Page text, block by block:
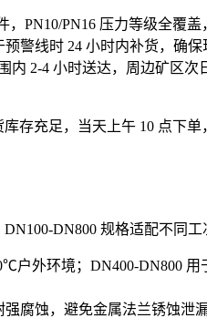
PN10/PN16 压力等级全覆
警线时 24 小时内补货，确
2-4 小时送达，周边矿区
存充足，当天上午 10 点下
DN800 规格适配不同工
外环境；DN400-DN800
腐蚀，避免金属法兰锈蚀泄